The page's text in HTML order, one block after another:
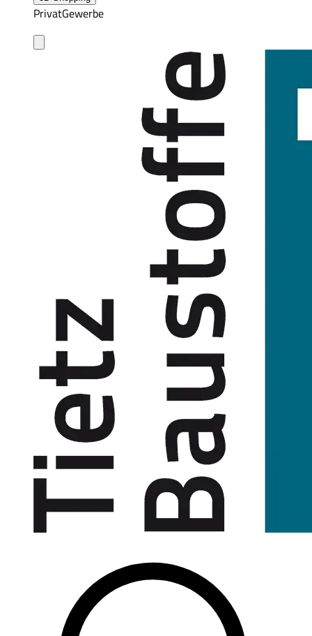
PrivatGewerbe